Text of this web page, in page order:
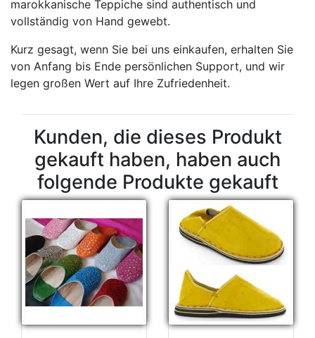
marokkanische Teppiche sind authentisch und
vollständig von Hand gewebt.
Kurz gesagt, wenn Sie bei uns einkaufen, erhalten Sie
von Anfang bis Ende persönlichen Support, und wir
legen großen Wert auf Ihre Zufriedenheit.
Kunden, die dieses Produkt
gekauft haben, haben auch
folgende Produkte gekauft